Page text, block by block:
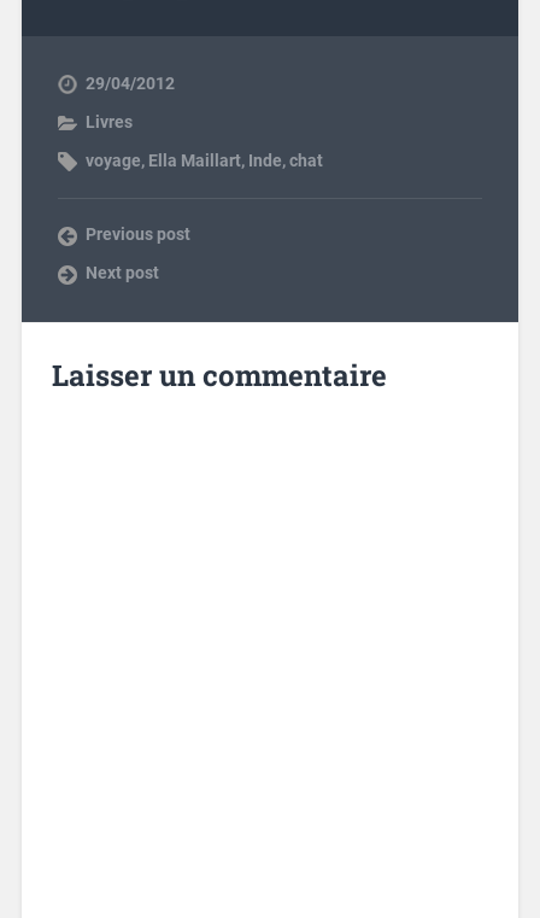
29/04/2012
Livres
voyage, Ella Maillart, Inde,chat
Previous post
Next post
Laisser un commentaire